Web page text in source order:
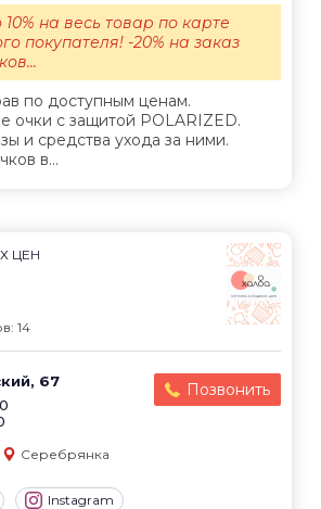
по доступным ценам.
очки с защитой POLARIZED.
и средства ухода за ними.
в...
на весь товар по карте
покупателя! -20% на заказ
ЦЕН
14
67
Позвонить
Серебрянка
Instagram